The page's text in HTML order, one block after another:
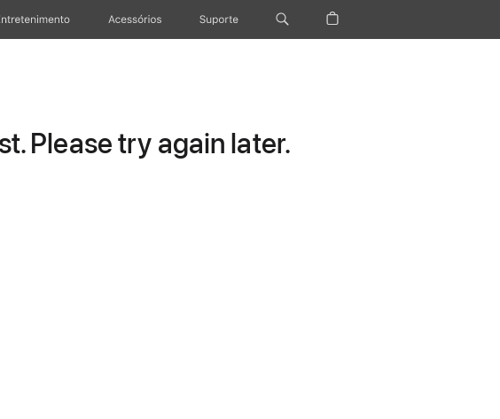
Acessórios Suporte
Please try again later.